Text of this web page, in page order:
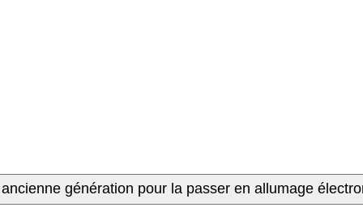
génération pour la passer en allumage